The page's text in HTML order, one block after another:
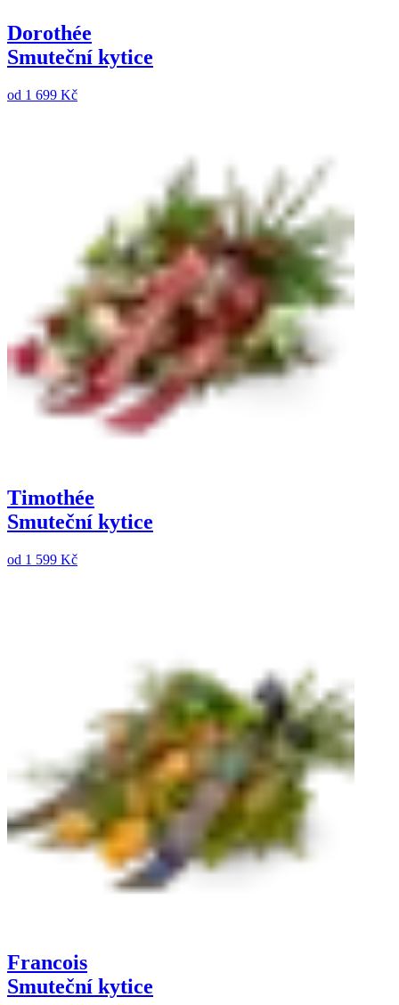
Dorothée
Smuteční kytice
od 1 699 Kč
Timothée
Smuteční kytice
od 1 599 Kč
Francois
Smuteční kytice